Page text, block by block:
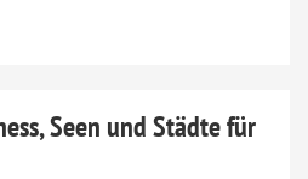
Seen und Städte für